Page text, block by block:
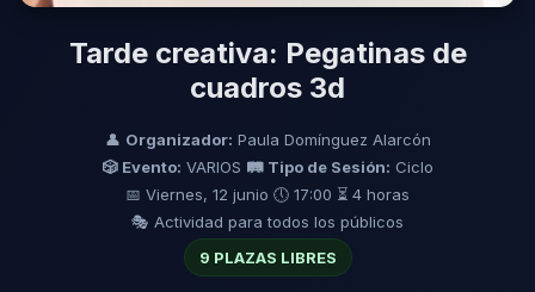
Tarde creativa: Pegatinas de
cuadros 3d
👤 Organizador: Paula Domínguez Alarcón
🎲 Evento: VARIOS 🛤️ Tipo de Sesión: Ciclo
📅 Viernes, 12 junio 🕔 17:00 ⏳ 4 horas
🎭 Actividad para todos los públicos
9 PLAZAS LIBRES